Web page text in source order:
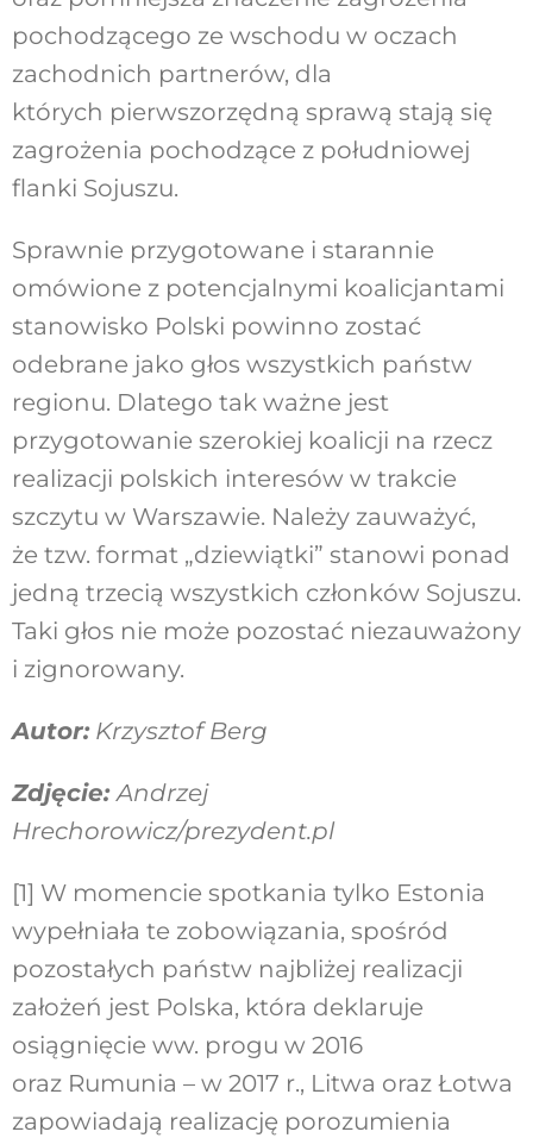
pochodzącego ze wschodu w oczach
zachodnich partnerów, dla
których pierwszorzędną sprawą stają się
zagrożenia pochodzące z południowej
flanki Sojuszu.
Sprawnie przygotowane i starannie
omówione z potencjalnymi koalicjantami
stanowisko Polski powinno zostać
odebrane jako głos wszystkich państw
regionu. Dlatego tak ważne jest
przygotowanie szerokiej koalicji na rzecz
realizacji polskich interesów w trakcie
szczytu w Warszawie. Należy zauważyć,
że tzw. format „dziewiątki” stanowi ponad
jedną trzecią wszystkich członków Sojuszu.
Taki głos nie może pozostać niezauważony
i zignorowany.
Autor:Krzysztof Berg
Zdjęcie:Andrzej
Hrechorowicz/prezydent.pl
[1] W momencie spotkania tylko Estonia
wypełniała te zobowiązania, spośród
pozostałych państw najbliżej realizacji
założeń jest Polska, która deklaruje
osiągnięcie ww. progu w 2016
oraz Rumunia – w 2017 r., Litwa oraz Łotwa
zapowiadają realizację porozumienia